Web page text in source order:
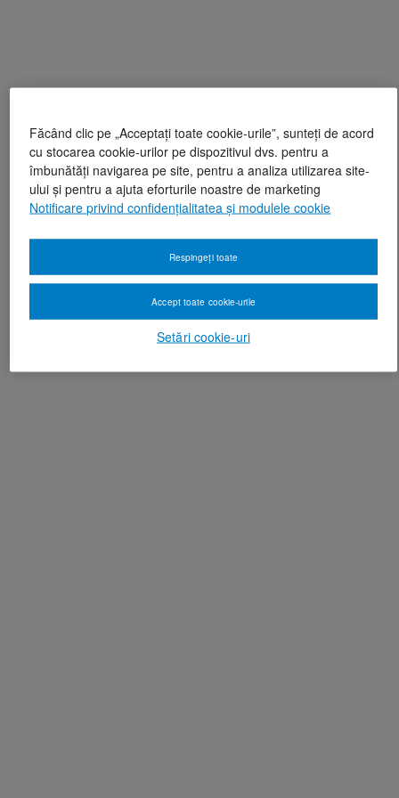
Făcând clic pe „Acceptați toate cookie-urile”, sunteți de acord
cu stocarea cookie-urilor pe dispozitivul dvs. pentru a
îmbunătăți navigarea pe site, pentru a analiza utilizarea site-
ului și pentru a ajuta eforturile noastre de marketing
Notificare privind confidențialitatea și modulele cookie
Setări cookie-uri
Respingeți toate
Accept toate cookie-urile